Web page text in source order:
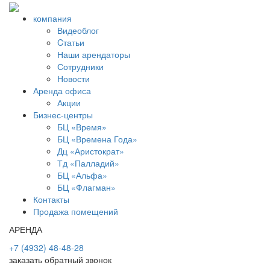
компания
Видеоблог
Cтатьи
Наши арендаторы
Сотрудники
Новости
Аренда офиса
Акции
Бизнес-центры
БЦ «Время»
БЦ «Времена Года»
Дц «Аристократ»
Тд «Палладий»
БЦ «Альфа»
БЦ «Флагман»
Контакты
Продажа помещений
АРЕНДА
+7 (4932) 48-48-28
заказать обратный звонок